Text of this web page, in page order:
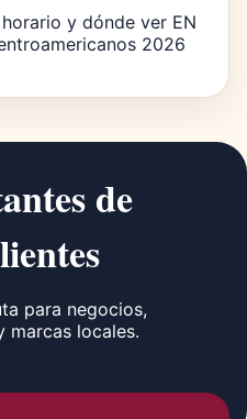
y dónde ver EN
2026
de
para negocios,
marcas locales.